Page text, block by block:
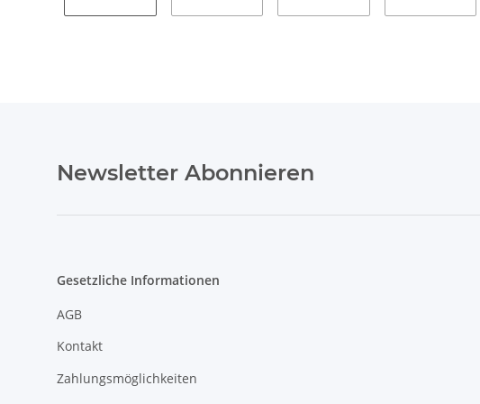
Newsletter Abonnieren
Gesetzliche Informationen
AGB
Kontakt
Zahlungsmöglichkeiten